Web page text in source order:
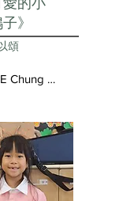
》
頌
Chung Aston